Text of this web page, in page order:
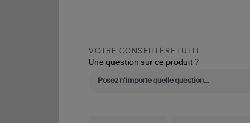
VOTRE CONSEILLÈRE LULLI
Une question sur ce produit ?